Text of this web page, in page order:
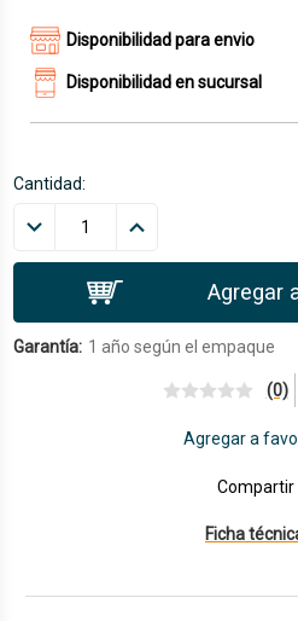
Disponibilidad para envio
Disponibilidad en sucursal
Cantidad:
Garantía: 1 año según el empaque
Ficha
Compartir
(0)
Agregar a